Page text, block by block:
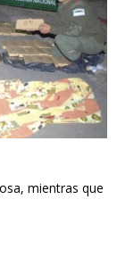
mientras que